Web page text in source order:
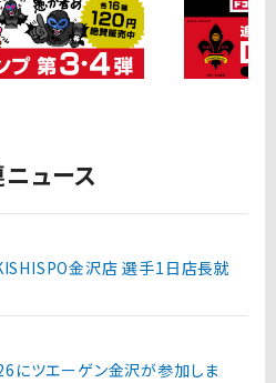
ュース
金沢店 選手1日店長就
ツエーゲン金沢が参加しま